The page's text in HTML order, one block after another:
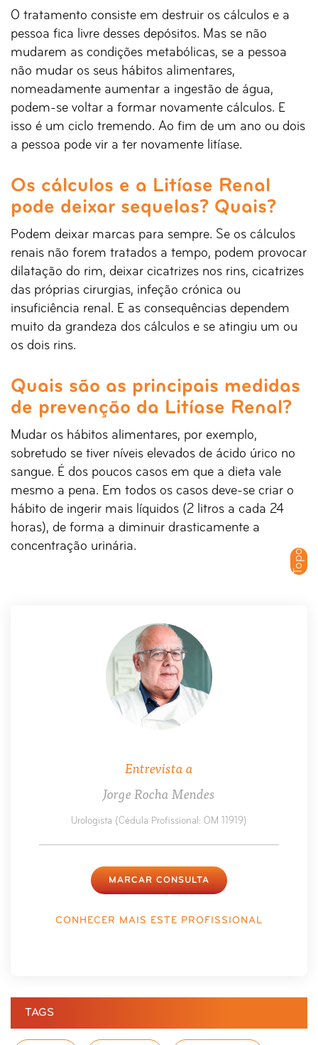
Topo
O tratamento consiste em destruir os cálculos e a
pessoa fica livre desses depósitos. Mas se não
mudarem as condições metabólicas, se a pessoa
não mudar os seus hábitos alimentares,
nomeadamente aumentar a ingestão de água,
podem-se voltar a formar novamente cálculos. E
isso é um ciclo tremendo. Ao fim de um ano ou dois
a pessoa pode vir a ter novamente litíase.
Os cálculos e a Litíase Renal
pode deixar sequelas? Quais?
Podem deixar marcas para sempre. Se os cálculos
renais não forem tratados a tempo, podem provocar
dilatação do rim, deixar cicatrizes nos rins, cicatrizes
das próprias cirurgias, infeção crónica ou
insuficiência renal. E as consequências dependem
muito da grandeza dos cálculos e se atingiu um ou
os dois rins.
Quais são as principais medidas
de prevenção da Litíase Renal?
Mudar os hábitos alimentares, por exemplo,
sobretudo se tiver níveis elevados de ácido úrico no
sangue. É dos poucos casos em que a dieta vale
mesmo a pena. Em todos os casos deve-se criar o
hábito de ingerir mais líquidos (2 litros a cada 24
horas), de forma a diminuir drasticamente a
concentração urinária.
Entrevista a
Jorge Rocha Mendes
Urologista (Cédula Profissional: OM 11919)
MARCAR CONSULTA
CONHECER MAIS ESTE PROFISSIONAL
TAGS